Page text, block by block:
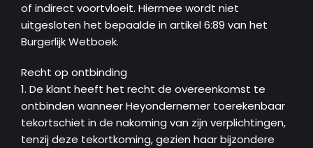
of indirect voortvloeit. Hiermee wordt niet
uitgesloten het bepaalde in artikel 6:89 van het
Burgerlijk Wetboek.
Recht op ontbinding
1. De klant heeft het recht de overeenkomst te
ontbinden wanneer Heyondernemer toerekenbaar
tekortschiet in de nakoming van zijn verplichtingen,
tenzij deze tekortkoming, gezien haar bijzondere